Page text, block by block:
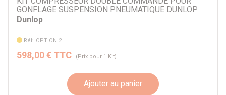
GONFLAGE SUSPENSION PNEUMATIQUE DUNLOP
Dunlop
Réf. OPTION.2
598,00 € TTC (Prix pour 1 Kit)
Ajouter au panier